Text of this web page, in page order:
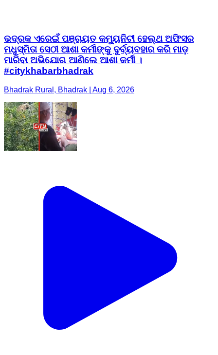
ଭଦ୍ରକ ଏରେଇଁ ପଞ୍ଚାୟତ କମ୍ୟୁନିଟୀ ହେଲ୍ଥ ଅଫିସର
ମଧୁସ୍ମିତା ସେଠୀ ଆଶା କର୍ମୀଙ୍କୁ ଦୁର୍ବ୍ୟବହାର କରି ମାଡ଼
ମାରିବା ଅଭିଯୋଗ ଆଣିଲେ ଆଶା କର୍ମୀ ।
#citykhabarbhadrak
Bhadrak Rural, Bhadrak | Aug 6, 2026